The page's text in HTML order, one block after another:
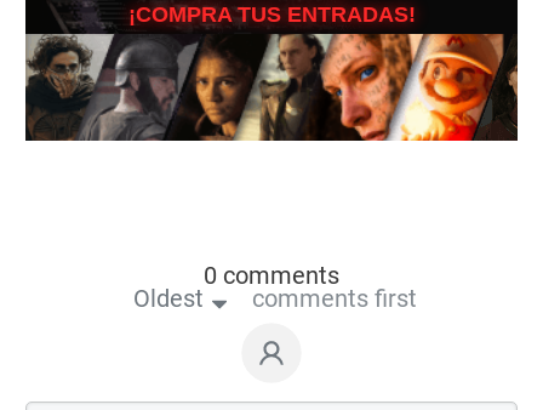
¡COMPRA TUS ENTRADAS!
0 comments
Oldest comments first